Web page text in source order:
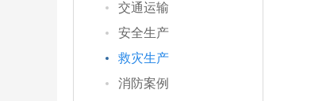
交通运输
安全生产
救灾生产
消防案例